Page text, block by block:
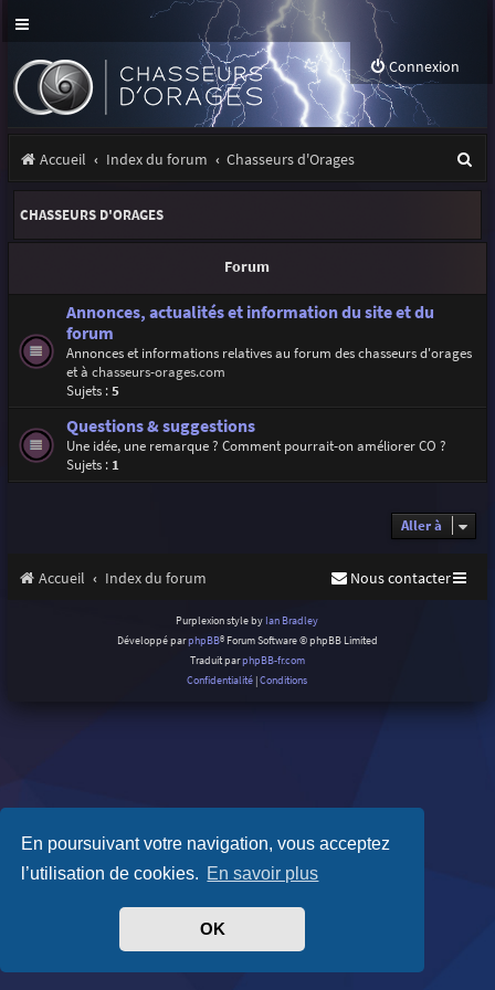
En poursuivant votre navigation, vous acceptez
l’utilisation de cookies. En savoir plus
OK
Connexion
Accueil Index du forum Chasseurs d'Orages
e
e
CHASSEURS D'ORAGES
Forum
Annonces, actualités et information du site et du
forum
Annonces et informations relatives au forum des chasseurs d'orages
et à chasseurs-orages.com
Sujets :5
Questions & suggestions
Une idée, une remarque ? Comment pourrait-on améliorer CO ?
Sujets : 1
Aller à
Accueil Index du forum Nous contacter
Purplexion style by Ian Bradley
Développé parphpBB® Forum Software © phpBB Limited
Traduit parphpBB-fr.com
Confidentialité |Conditions